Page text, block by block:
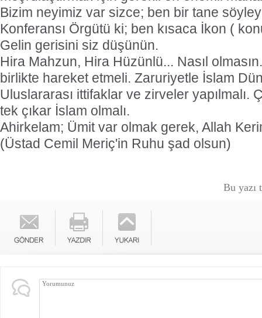
Bizim neyimiz var sizce; ben bir tane
Konferansı Örgütü ki; ben kısaca İkon (
Gelin gerisini siz düşünün.
Hira Mahzun, Hira Hüzünlü... Nasıl
birlikte hareket etmeli. Zaruriyetle İslam
Uluslararası ittifaklar ve zirveler yapılmalı.
tek çıkar İslam olmalı.
Ahirkelam; Ümit var olmak gerek, Allah
(Üstad Cemil Meriç'in Ruhu şad olsun)
Bu yazı